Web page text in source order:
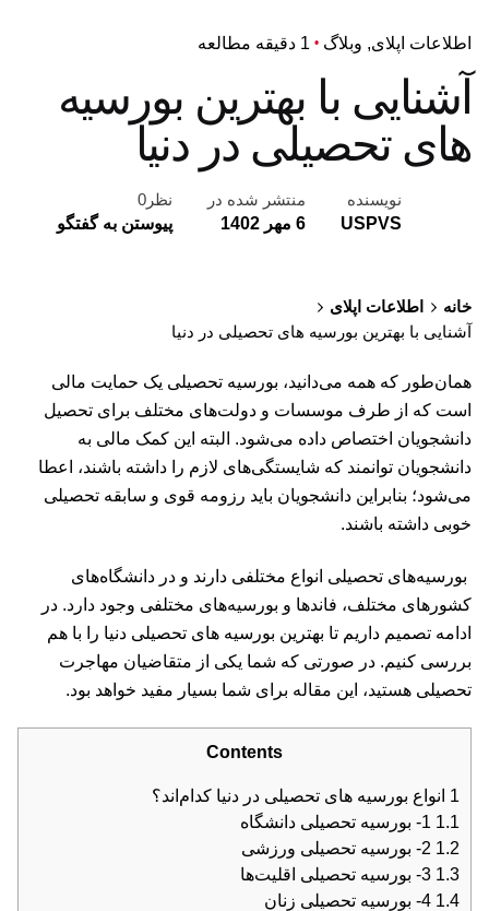
اطلاعات اپلای وبلاگ 1 دقیقه مطالعه
آشنایی با بهترین بورسیه
های تحصیلی در دنیا
نویسنده
USPVS
منتشر شده در
6 مهر 1402
نظر0
پیوستن به گفتگو
خانه
اطلاعات اپلای
آشنایی با بهترین بورسیه های تحصیلی در دنیا
همان‌طور که همه می‌دانید، بورسیه تحصیلی یک حمایت مالی
است که از طرف موسسات و دولت‌های مختلف برای تحصیل
دانشجویان اختصاص داده می‌شود. البته این کمک مالی به
دانشجویان توانمند که شایستگی‌های لازم را داشته باشند، اعطا
می‌شود؛ بنابراین دانشجویان باید رزومه قوی و سابقه تحصیلی
خوبی داشته باشند.
بورسیه‌های تحصیلی انواع مختلفی دارند و در دانشگاه‌های
کشورهای مختلف، فاندها و بورسیه‌های مختلفی وجود دارد. در
ادامه تصمیم داریم تا بهترین بورسیه های تحصیلی دنیا را با هم
بررسی کنیم. در صورتی که شما یکی از متقاضیان مهاجرت
تحصیلی هستید، این مقاله برای شما بسیار مفید خواهد بود.
Contents
1 انواع بورسیه های تحصیلی در دنیا کدام‌اند؟
1.1
1.2
1.3
1.4